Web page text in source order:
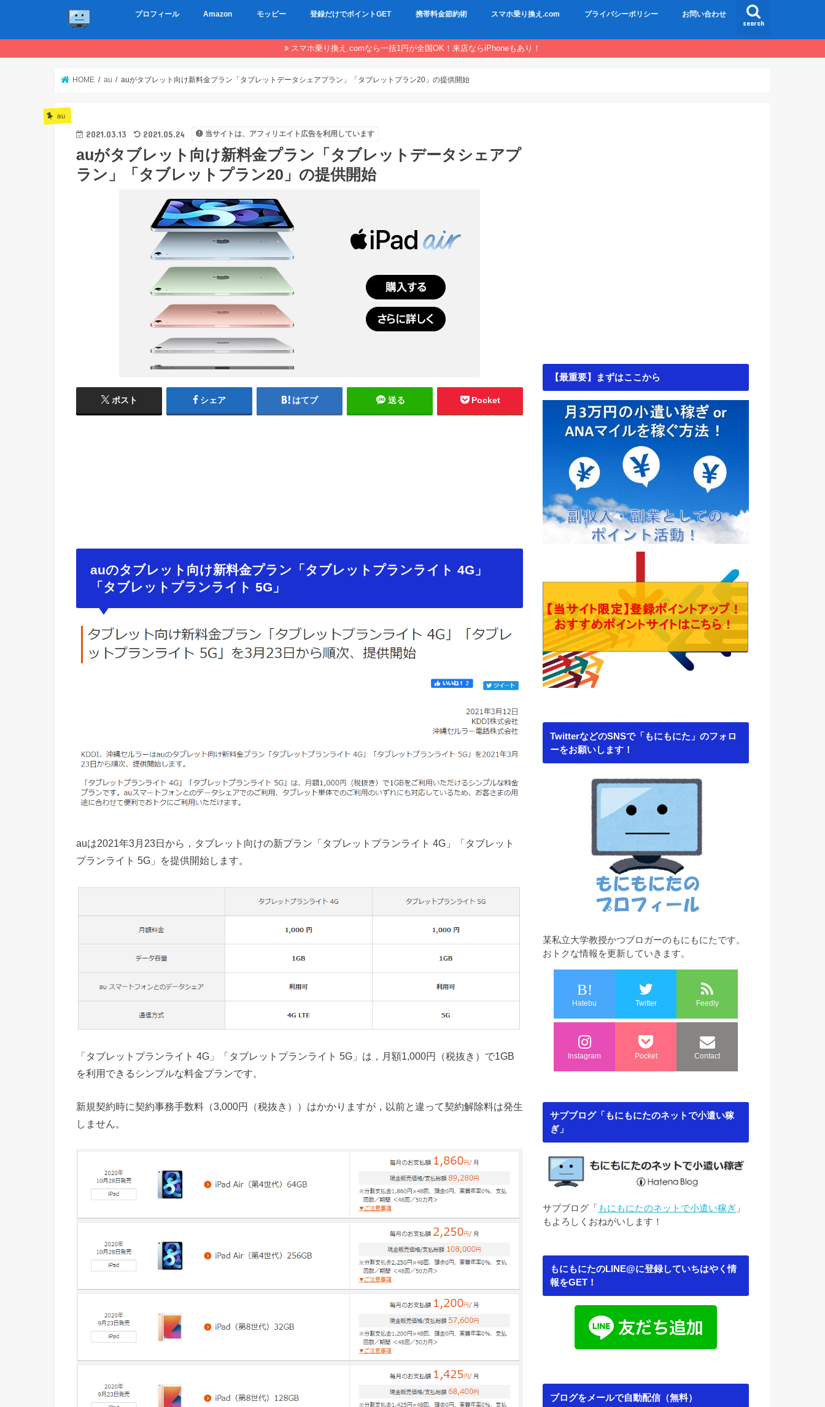
search
プロフィール Amazon モッピー 登録だけでポイントGET 携帯料金節約術 スマホ乗り換え.com プライバシーポリシー お問い合わせ
スマホ乗り換え.comなら一括1円が全国OK！来店ならiPhoneもあり！
HOME au auがタブレット向け新料金プラン「タブレットデータシェアプラン」「タブレットプラン20」の提供開始
au
2021.03.13 2021.05.24 当サイトは、アフィリエイト広告を利用しています
auがタブレット向け新料金プラン「タブレットデータシェアプ
ラン」「タブレットプラン20」の提供開始
ポスト シェア はてブ 送る Pocket
auのタブレット向け新料金プラン「タブレットプランライト 4G」
「タブレットプランライト 5G」
auは2021年3月23日から，タブレット向けの新プラン「タブレットプランライト 4G」「タブレット
プランライト 5G」を提供開始します。
「タブレットプランライト 4G」「タブレットプランライト 5G」は，月額1,000円（税抜き）で1GB
を利用できるシンプルな料金プランです。
新規契約時に契約事務手数料（3,000円（税抜き））はかかりますが，以前と違って契約解除料は発生
しません。
【最重要】まずはここから
TwitterなどのSNSで「もにもにた」のフォロ
ーをお願いします！
某私立大学教授かつブロガーのもにもにたです。
おトクな情報を更新していきます。
B!
Hatebu Twitter Feedly
Instagram Pocket Contact
サブブログ「もにもにたのネットで小遣い稼
ぎ」
サブブログ「もにもにたのネットで小遣い稼ぎ 」
もよろしくおねがいします！
もにもにたのLINE@に登録していちはやく情
報をGET！
ブログをメールで自動配信（無料）